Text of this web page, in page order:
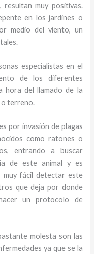
resultan muy positivas.
en los jardines o
medio del viento, un
especialistas en el
de los diferentes
hora del llamado de la
o terreno.
por invasión de plagas
como ratones o
entrando a buscar
de este animal y es
muy fácil detectar este
que deja por donde
un protocolo de
molesta son las
ya que se la